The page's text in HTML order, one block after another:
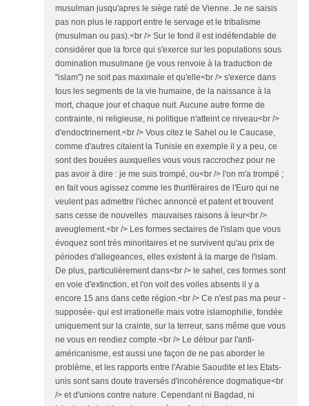
musulman jusqu'apres le siège raté de Vienne. Je ne saisis
pas non plus le rapport entre le servage et le tribalisme
(musulman ou pas).<br /> Sur le fond il est indéfendable de
considérer que la force qui s'exerce sur les populations sous
domination musulmane (je vous renvoie à la traduction de
"islam") ne soit pas maximale et qu'elle<br /> s'exerce dans
tous les segments de la vie humaine, de la naissance à la
mort, chaque jour et chaque nuit. Aucune autre forme de
contrainte, ni religieuse, ni politique n'atteint ce niveau<br />
d'endoctrinement.<br /> Vous citez le Sahel ou le Caucase,
comme d'autres citaient la Tunisie en exemple il y a peu, ce
sont des bouées auxquelles vous vous raccrochez pour ne
pas avoir à dire : je me suis trompé, ou<br /> l'on m'a trompé ;
en fait vous agissez comme les thuriféraires de l'Euro qui ne
veulent pas admettre l'échec annoncé et patent et trouvent
sans cesse de nouvelles mauvaises raisons à leur<br />
aveuglement.<br /> Les formes sectaires de l'islam que vous
évoquez sont trés minoritaires et ne survivent qu'au prix de
périodes d'allegeances, elles existent à la marge de l'islam.
De plus, particulièrement dans<br /> le sahel, ces formes sont
en voie d'extinction, et l'on voit des voiles absents il y a
encore 15 ans dans cette région.<br /> Ce n'est pas ma peur -
supposée- qui est irrationelle mais votre islamophilie, fondée
uniquement sur la crainte, sur la terreur, sans même que vous
ne vous en rendiez compte.<br /> Le détour par l'anti-
américanisme, est aussi une façon de ne pas aborder le
problème, et les rapports entre l'Arabie Saoudite et les Etats-
unis sont sans doute traversés d'incohérence dogmatique<br
/> et d'unions contre nature. Cependant ni Bagdad, ni